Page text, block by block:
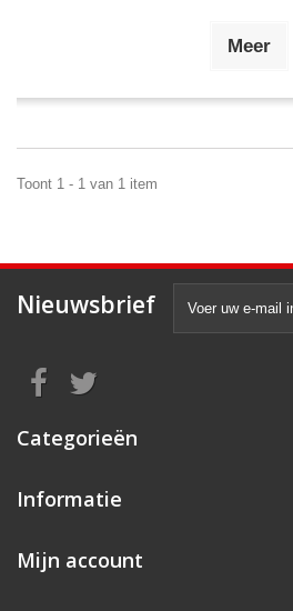
Meer
Toont 1 - 1 van 1 item
Nieuwsbrief
Categorieën
Informatie
Mijn account